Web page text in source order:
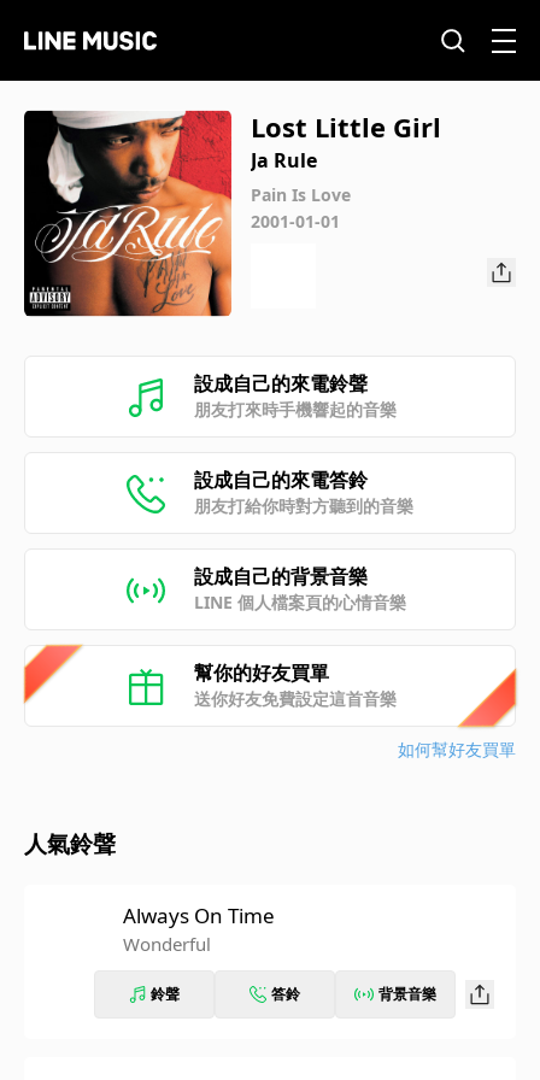
Lost Little Girl
Ja Rule
Pain Is Love
2001-01-01
設成自己的來電鈴聲
朋友打來時手機響起的音樂
設成自己的來電答鈴
朋友打給你時對方聽到的音樂
設成自己的背景音樂
LINE 個人檔案頁的心情音樂
幫你的好友買單
送你好友免費設定這首音樂
如何幫好友買單
人氣鈴聲
Always On Time
Wonderful
鈴聲 答鈴 背景音樂